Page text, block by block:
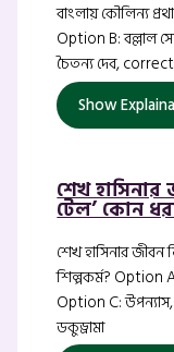
বাংলায় কৌলিন্য
Option B: বল্লাল
চৈতন্য দেব,
Show
শেখ হাসিনার
টেল’ কোন
শেখ হাসিনার জীবন
শিল্পকর্ম? Option
Option C:
ডকুড্রামা